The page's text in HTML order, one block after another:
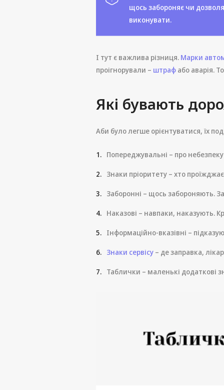
щось забороняє чи
виконувати.
І тут є важлива різниця. Марки
проігнорували – штраф або аварія.
Які бувають
Аби було легше орієнтуватися, їх
Попереджувальні – про
Знаки пріоритету – хто
Заборонні – щось забороняють.
Наказові – навпаки, наказують.
Інформаційно-вказівні –
Знаки сервісу – де заправка,
Таблички – маленькі додаткові